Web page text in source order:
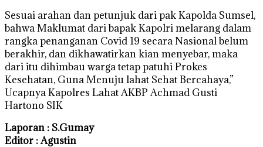
Sesuai arahan dan petunjuk dari pak Kapolda Sumsel,
bahwa Maklumat dari bapak Kapolri melarang dalam
rangka penanganan Covid 19 secara Nasional belum
berakhir, dan dikhawatirkan kian menyebar, maka
dari itu dihimbau warga tetap patuhi Prokes
Kesehatan, Guna Menuju lahat Sehat Bercahaya,”
Ucapnya Kapolres Lahat AKBP Achmad Gusti
Hartono SIK
Laporan : S.Gumay
Editor : Agustin